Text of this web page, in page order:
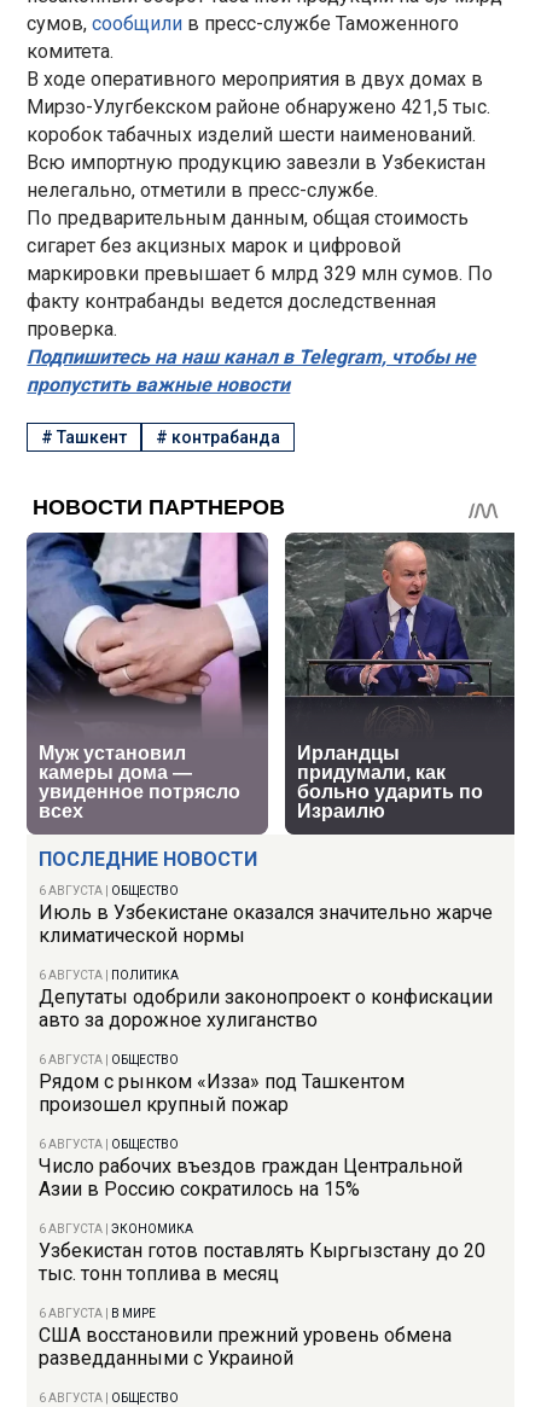
ПОСЛЕДНИЕ НОВОСТИ
6 АВГУСТА ОБЩЕСТВО
Июль в Узбекистане оказался значительно жарче
климатической нормы
6 АВГУСТА ПОЛИТИКА
Депутаты одобрили законопроект о конфискации
авто за дорожное хулиганство
6 АВГУСТА ОБЩЕСТВО
Рядом с рынком «Изза» под Ташкентом
произошел крупный пожар
6 АВГУСТА ОБЩЕСТВО
Число рабочих въездов граждан Центральной
Азии в Россию сократилось на 15%
6 АВГУСТА |ЭКОНОМИКА
Узбекистан готов поставлять Кыргызстану до 20
тыс. тонн топлива в месяц
6 АВГУСТА В МИРЕ
США восстановили прежний уровень обмена
разведданными с Украиной
6 АВГУСТА ОБЩЕСТВО
сумов,сообщили в пресс-службе Таможенного
комитета.
В ходе оперативного мероприятия в двух домах в
Мирзо-Улугбекском районе обнаружено 421,5 тыс.
коробок табачных изделий шести наименований.
Всю импортную продукцию завезли в Узбекистан
нелегально, отметили в пресс-службе.
По предварительным данным, общая стоимость
сигарет без акцизных марок и цифровой
маркировки превышает 6 млрд 329 млн сумов. По
факту контрабанды ведется доследственная
проверка.
Подпишитесь на наш канал в Telegram, чтобы не
пропустить важные новости
#Ташкент # контрабанда